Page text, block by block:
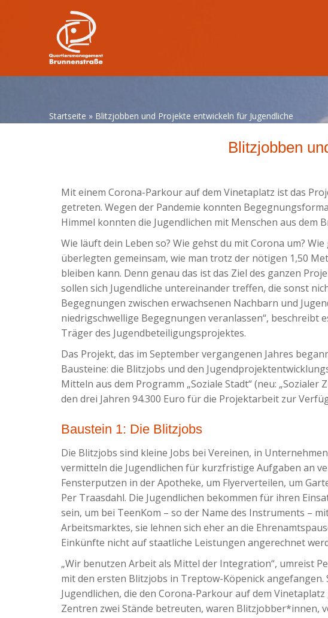
Startseite » Blitzjobben und Projekte entwickeln für Jugendliche
Blitzjobben
Mit einem Corona-Parkour auf dem Vinetaplatz ist das
getreten. Wegen der Pandemie konnten
Himmel konnten die Jugendlichen mit Menschen aus
Wie läuft dein Leben so? Wie gehst du mit Corona um?
überlegten gemeinsam, wie man trotz der nötigen 1,50
bleiben kann. Denn genau das ist das Ziel des ganzen
sollen sich Jugendliche untereinander treffen, die sonst
Begegnungen zwischen erwachsenen Nachbarn und
niedrigschwellige Begegnungen veranlassen“, beschreibt
Träger des Jugendbeteiligungsprojektes.
Das Projekt, das im September vergangenen Jahres
Bausteine: die Blitzjobs und den
Mitteln aus dem Programm „Soziale Stadt“ (neu: „Sozialer
den drei Jahren 94.300 Euro für die Projektarbeit zur
Baustein 1: Die Blitzjobs
Die Blitzjobs sind kleine Jobs bei Vereinen, in
vermitteln die Jugendlichen für kurzfristige Aufgaben an
Fensterputzen in der Apotheke, um Flyerverteilen, um
Per Traasdahl. Die Jugendlichen bekommen für ihren
sein, um bei TeenKom – so der Name des Instruments –
Arbeitsmarktes, sie lehnen sich eher an die
Einkünfte nicht auf staatliche Leistungen angerechnet
„Wir benutzen Arbeit als Mittel der Integration“, umreist
mit den ersten Blitzjobs in Treptow-Köpenick
Jugendlichen, die den Corona-Parkour auf dem
Zentren zwei Stände betreuten, waren Blitzjobber*innen,